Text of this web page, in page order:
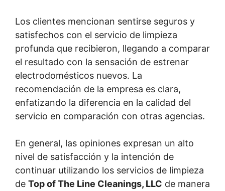
Los clientes mencionan sentirse seguros y
satisfechos con el servicio de limpieza
profunda que recibieron, llegando a comparar
el resultado con la sensación de estrenar
electrodomésticos nuevos. La
recomendación de la empresa es clara,
enfatizando la diferencia en la calidad del
servicio en comparación con otras agencias.
En general, las opiniones expresan un alto
nivel de satisfacción y la intención de
continuar utilizando los servicios de limpieza
de Top of The Line Cleanings, LLC de manera